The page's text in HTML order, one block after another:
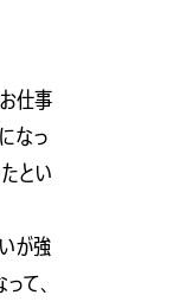
仕事
なっ
とい
が強
て、